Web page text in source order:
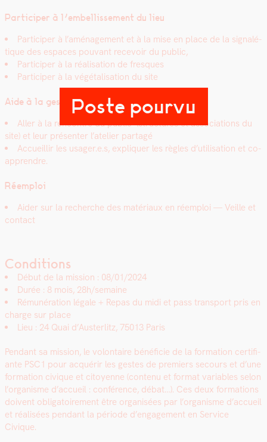
Poste pourvu
Par­ticiper à l’embellissement du lieu
Par­ticiper à l’aménagement et à la mise en place de la sig­nalé­
tique des espaces pou­vant recevoir du pub­lic,
Par­ticiper à la réal­i­sa­tion de fresques
Par­ticiper à la végé­tal­i­sa­tion du site
Aide à la ges­tion de l’atelier partagé
Aller à la ren­con­tre du pub­lic (struc­tures et asso­ci­a­tions du
site) et leur présen­ter l’atelier partagé
Accueil­lir les usager.e.s, expli­quer les règles d’utilisation et co-
appren­dre.
Réem­ploi
Aider sur la recherche des matéri­aux en réem­ploi — Veille et
con­tact
Conditions
Début de la mis­sion : 08/01/2024
Durée : 8 mois, 28h/semaine
Rémunéra­tion légale + Repas du midi et pass trans­port pris en
charge sur place
Lieu : 24 Quai d’Austerlitz, 75013 Paris
Pen­dant sa mis­sion, le volon­taire béné­fi­cie de la for­ma­tion cer­ti­fi­
ante PSC1 pour acquérir les gestes de pre­miers sec­ours et d’une
for­ma­tion civique et citoyenne (con­tenu et for­mat vari­ables selon
l’or­gan­isme d’ac­cueil : con­férence, débat…). Ces deux for­ma­tions
doivent oblig­a­toire­ment être organ­isées par l’or­gan­isme d’ac­cueil
et réal­isées pen­dant la péri­ode d’en­gage­ment en Ser­vice
Civique.